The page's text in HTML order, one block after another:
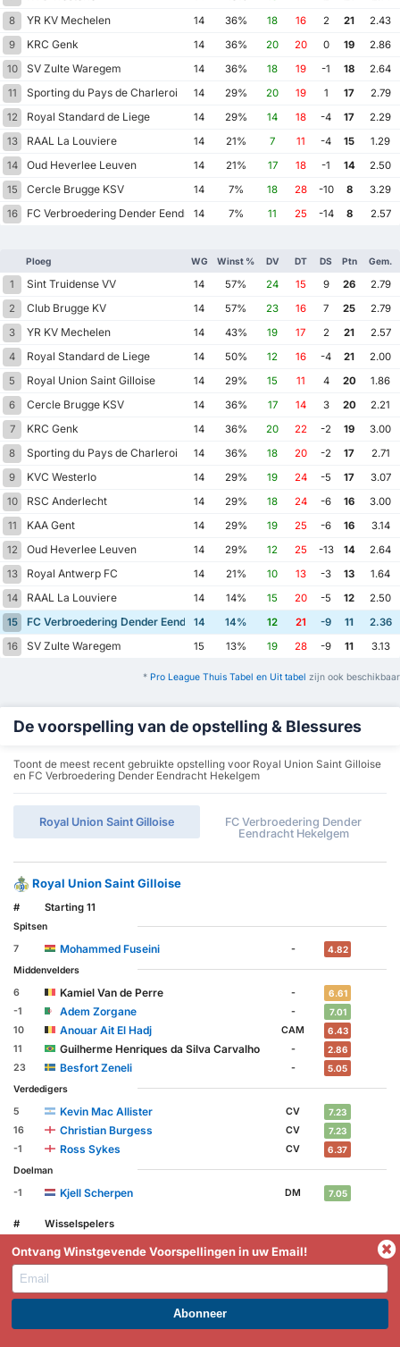
8
YR KV Mechelen 14 36% 18 16 2 21
2.43
9
KRC Genk 14 36% 20 20 0 19
2.86
10
SV Zulte Waregem 14 36% 18 19 -1 18
2.64
11
Sporting du Pays de Charleroi 14 29% 20 19 1 17
2.79
12
Royal Standard de Liege 14 29% 14 18 -4 17
2.29
13
RAAL La Louviere 14 21% 7 11 -4 15
1.29
14
Oud Heverlee Leuven 14 21% 17 18 -1 14
2.50
15
Cercle Brugge KSV 14 7% 18 28 -10 8
3.29
16
FC Verbroedering Dender Eendracht Hekelgem
14 7% 11 25 -14 8 2.57
Ploeg WG Winst % DV DT DS Ptn Gem.
1 Sint Truidense VV 14 57% 24 15 9 26
2.79
2
Club Brugge KV 14 57% 23 16 7 25
2.79
3
YR KV Mechelen 14 43% 19 17 2 21
2.57
4
Royal Standard de Liege 14 50% 12 16 -4 21
2.00
5
Royal Union Saint Gilloise 14 29% 15 11 4 20
1.86
6
Cercle Brugge KSV 14 36% 17 14 3 20
2.21
7
KRC Genk 14 36% 20 22 -2 19
3.00
8
Sporting du Pays de Charleroi 14 36% 18 20 -2 17
2.71
9
KVC Westerlo 14 29% 19 24 -5 17
3.07
10
RSC Anderlecht 14 29% 18 24 -6 16
3.00
11
KAA Gent 14 29% 19 25 -6 16
3.14
12
Oud Heverlee Leuven 14 29% 12 25 -13 14
2.64
13
Royal Antwerp FC 14 21% 10 13 -3 13
1.64
14
RAAL La Louviere 14 14% 15 20 -5 12
2.50
15
FC Verbroedering Dender Eendracht Hekelgem
14 14% 12 21 -9 11
2.36
16
SV Zulte Waregem 15 13% 19 28 -9 11 3.13
* Pro League Thuis Tabel en Uit tabel zijn ook beschikbaar
De voorspelling van de opstelling & Blessures
Toont de meest recent gebruikte opstelling voor Royal Union Saint Gilloise
en FC Verbroedering Dender Eendracht Hekelgem
Royal Union Saint Gilloise
FC Verbroedering Dender
Eendracht Hekelgem
Royal Union Saint Gilloise
# Starting 11
Spitsen
7
Mohammed Fuseini - 4.82
Middenvelders
6
Kamiel Van de Perre - 6.61
-1 Adem Zorgane - 7.01
10 Anouar Ait El Hadj CAM 6.43
11 Guilherme Henriques da Silva Carvalho - 2.86
23 Besfort Zeneli - 5.05
Verdedigers
5
Kevin Mac Allister CV 7.23
16 Christian Burgess CV 7.23
-1 Ross Sykes CV 6.37
Doelman
-1
Kjell Scherpen DM 7.05
# Wisselspelers
Middenvelders
14
Ivan Pavlic ↑ -
-
20 Marc Giger - 3.85
WORD PREMIUM EN PROFITEER NU!
Ontvang Winstgevende Voorspellingen in uw Email!